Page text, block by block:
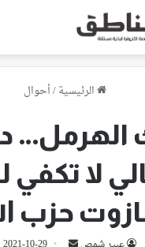
الرئيسية/أحوال
الهرمل…
لا تكفي
حزب